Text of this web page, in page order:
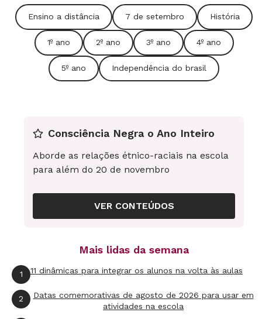
Ensino a distância 7 de setembro História
1º ano 2º ano 3º ano 4º ano
5º ano Independência do brasil
Consciência Negra o Ano Inteiro
Aborde as relações étnico-raciais na escola
para além do 20 de novembro
VER CONTEÚDOS
Mais lidas da semana
1 11 dinâmicas para integrar os alunos na volta às aulas
2
Datas comemorativas de agosto de 2026 para usar em
atividades na escola